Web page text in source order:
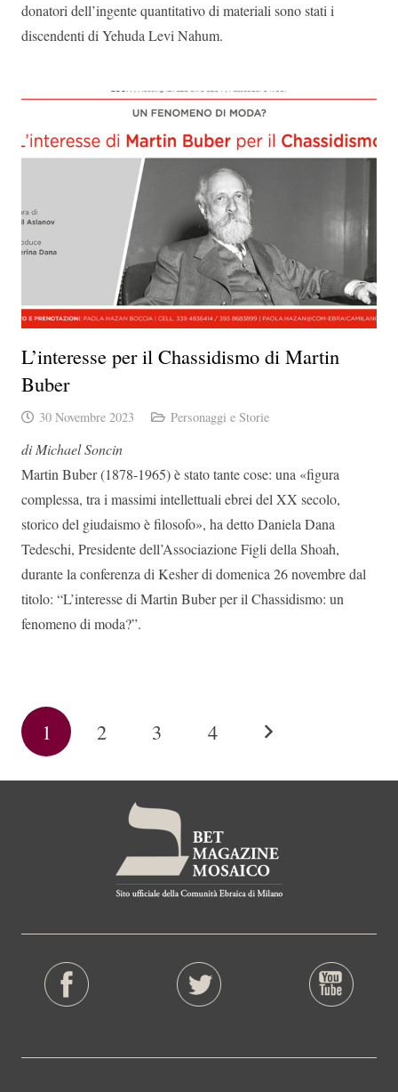
donatori dell’ingente quantitativo di materiali sono stati i
discendenti di Yehuda Levi Nahum.
L’interesse per il Chassidismo di Martin
Buber
30 Novembre 2023 Personaggi e Storie
di Michael Soncin
Martin Buber (1878-1965) è stato tante cose: una «figura
complessa, tra i massimi intellettuali ebrei del XX secolo,
storico del giudaismo è filosofo», ha detto Daniela Dana
Tedeschi, Presidente dell’Associazione Figli della Shoah,
durante la conferenza di Kesher di domenica 26 novembre dal
titolo: “L’interesse di Martin Buber per il Chassidismo: un
fenomeno di moda?”.
1 2 3 4